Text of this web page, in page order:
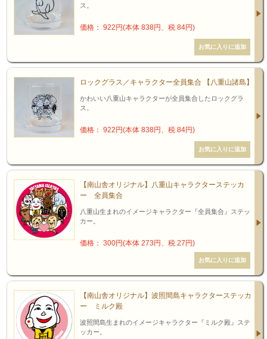
ス。
価格： 922円(本体 838円、税 84円)
ロックグラス／キャラクター全員集合 【八重山諸島】
かわいい八重山キャラクターが全員集合したロックグラ
ス。
価格： 922円(本体 838円、税 84円)
【南山舎オリジナル】八重山キャラクターステッカ
ー 全員集合
八重山生まれのイメージキャラクター『全員集合』ステッ
カー。
価格： 300円(本体 273円、税 27円)
【南山舎オリジナル】波照間島キャラクターステッカ
ー ミルク殿
波照間島生まれのイメージキャラクター『ミルク殿』ステ
ッカー。